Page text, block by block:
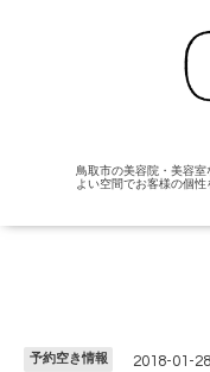
鳥取市の美容院・美容
よい空間でお客様の個
予約空き情報 2018-01-